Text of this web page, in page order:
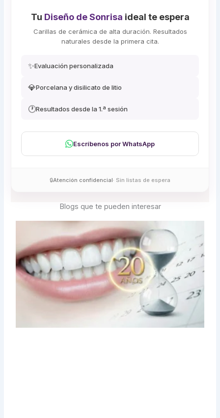
Tu Diseño de Sonrisa ideal te espera
Carillas de cerámica de alta duración. Resultados
naturales desde la primera cita.
✨Evaluación personalizada
💎Porcelana y disilicato de litio
🕐Resultados desde la 1.ª sesión
Escríbenos por WhatsApp
🔒Atención confidencial· Sin listas de espera
Blogs que te pueden interesar
Page
PagePagePage